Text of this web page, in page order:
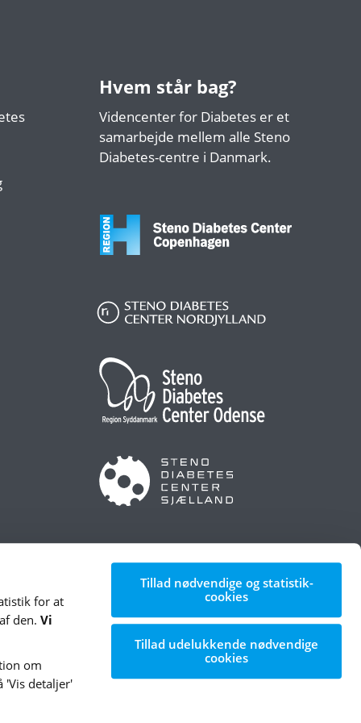
for at
den.Vi
om
'Vis detaljer'
Tillad nødvendige og statistik-
cookies
Tillad udelukkende nødvendige
cookies
Hvem står bag?
Videncenter for Diabetes er et
samarbejde mellem alle Steno
Diabetes-centre i Danmark.